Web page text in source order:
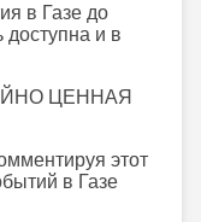
в Газе до
и в
ЦЕННАЯ
этот
в Газе